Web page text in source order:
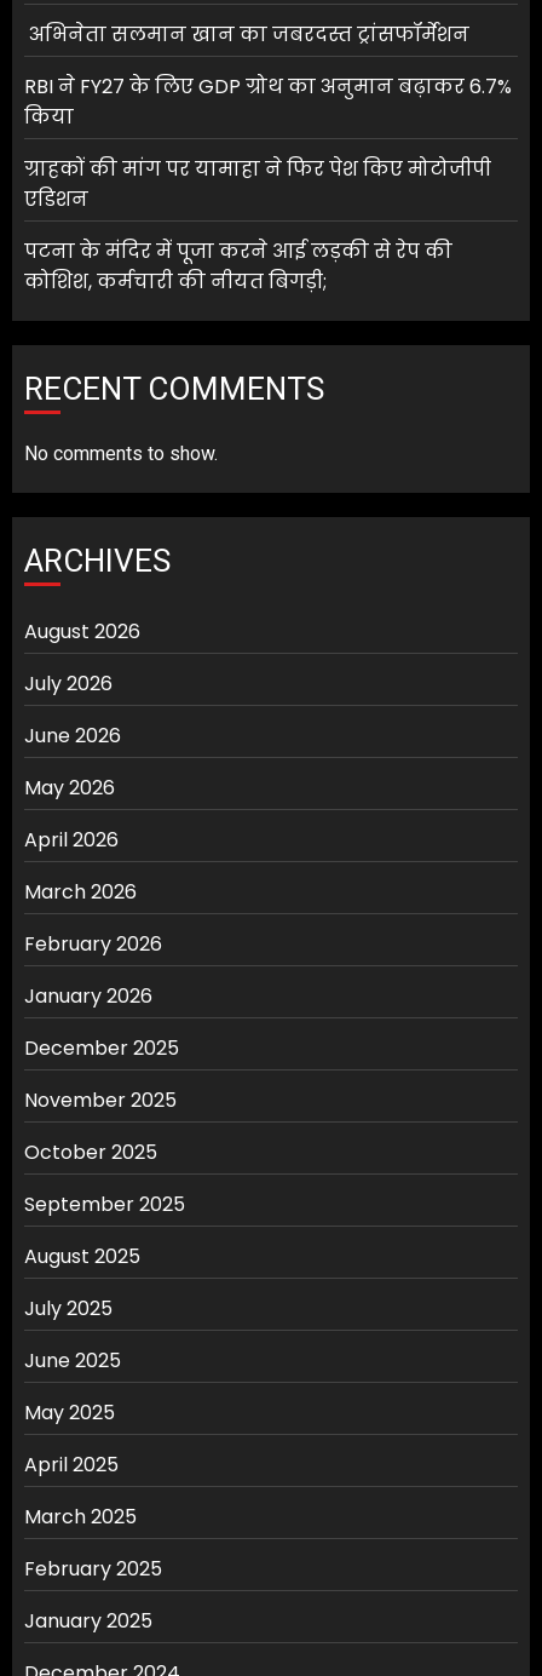
अभिनेता सलमान खान का जबरदस्त ट्रांसफॉर्मेशन
RBI ने FY27 के लिए GDP ग्रोथ का अनुमान बढ़ाकर 6.7%
किया
ग्राहकों की मांग पर यामाहा ने फिर पेश किए मोटोजीपी
एडिशन
पटना के मंदिर में पूजा करने आई लड़की से रेप की
कोशिश, कर्मचारी की नीयत बिगड़ी;
RECENT COMMENTS
No comments to show.
ARCHIVES
August 2026
July 2026
June 2026
May 2026
April 2026
March 2026
February 2026
January 2026
December 2025
November 2025
October 2025
September 2025
August 2025
July 2025
June 2025
May 2025
April 2025
March 2025
February 2025
January 2025